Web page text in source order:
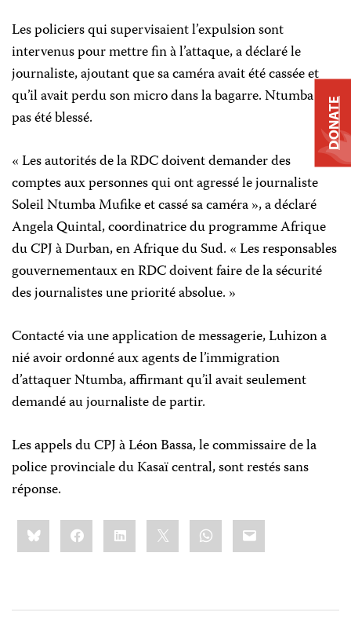
Les policiers qui supervisaient l’expulsion sont
intervenus pour mettre fin à l’attaque, a déclaré le
journaliste, ajoutant que sa caméra avait été cassée et
qu’il avait perdu son micro dans la bagarre. Ntumba n’a
pas été blessé.
« Les autorités de la RDC doivent demander des
comptes aux personnes qui ont agressé le journaliste
Soleil Ntumba Mufike et cassé sa caméra », a déclaré
Angela Quintal, coordinatrice du programme Afrique
du CPJ à Durban, en Afrique du Sud. « Les responsables
gouvernementaux en RDC doivent faire de la sécurité
des journalistes une priorité absolue. »
Contacté via une application de messagerie, Luhizon a
nié avoir ordonné aux agents de l’immigration
d’attaquer Ntumba, affirmant qu’il avait seulement
demandé au journaliste de partir.
Les appels du CPJ à Léon Bassa, le commissaire de la
police provinciale du Kasaï central, sont restés sans
réponse.
Share
this:BlueskyFacebookLinkedIn WhatsApp
Email
DONATE